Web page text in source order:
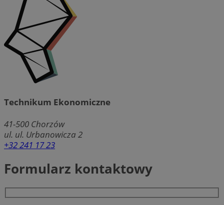
Technikum Ekonomiczne
41-500 Chorzów
ul. ul. Urbanowicza 2
+32 241 17 23
Formularz kontaktowy